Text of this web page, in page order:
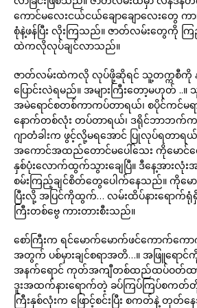
ကောင်မလေးငယ်ငယ်ချောချောလေးတွေ ကား
စုံနဲ့ဖန်ပြီး လိုးကြသည်။ ဇာတ်လမ်းတွေကို က
ထဲကလိုလုပ်ချင်လာသည်။
ဇာတ်လမ်းထဲကလို လုပ်ဖို့ဆိုရင် သူ့တက္ကစီကို န
ပြောင်းလဲရမည်။ အများကြီးတော့မဟုတ် ..
အမဲရောင်စတစ်ကာကပ်တာရယ်၊ စပိုင်ကင်မ
နောက်တစ်လုံး တပ်တာရယ်၊ ဒရိုင်ဘာဘက်က လ
ဂျာတံခါးက ဖွင့်လို့မရအောင် ပြုလုပ်ရတာရ
အကောင်အထည်တောင်မပေါ်သေး ကိုမေ
နှစ်ပုံးလောက်ထွက်သွားချေပြီ။ ဒီနေ့အားလုံး
စမ်းကြည့်ချင်စိတ်တွေပေါက်နေသည်။ ကိုမော
ပြီးလို့ အပြင်ကိုထွက်… လမ်းထိပ်နားရောက်ရုံ
ကြီးတစ်ဗွေ ကားတားစီးသည်။
စော်ကြီးက ရင်မောက်မောက်ဖင်ကောက်ကေ
အတွက် ပစ်မှားချင်စရာအတိ…။ အဖြူရော
အနက်ရောင် ကုတ်အကျီတစ်ထည်ထပ်ဝတ်ထ
ဒူးအထက်နားရောက်တဲ့ ခပ်ကြပ်ကြပ်စကတ်တို
ကြီးနှစ်လုံးက ဖြောင့်စင်းပြီး စကတ်နဲ့ တုတ်